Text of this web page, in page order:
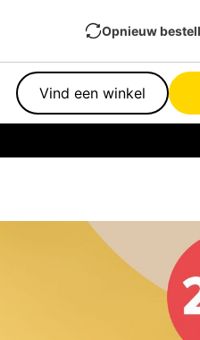
Opnieuw
Vind een winkel